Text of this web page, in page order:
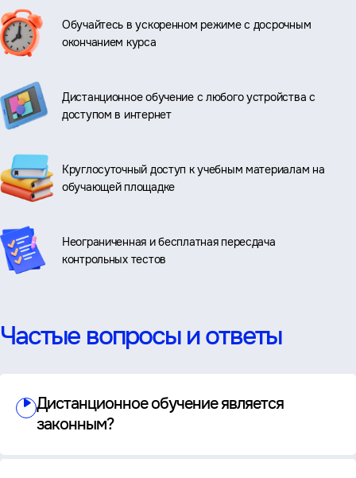
Обучайтесь в ускоренном режиме с досрочным
окончанием курса
Дистанционное обучение с любого устройства с
доступом в интернет
Круглосуточный доступ к учебным материалам на
обучающей площадке
Неограниченная и бесплатная пересдача
контрольных тестов
Частые вопросы и ответы
Дистанционное обучение является
законным?